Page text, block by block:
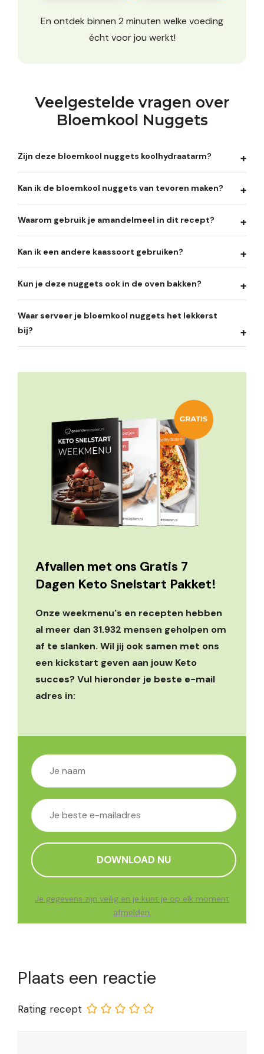
En ontdek binnen 2 minuten welke voeding
écht voor jou werkt!
Veelgestelde vragen over
Bloemkool Nuggets
Zijn deze bloemkool nuggets koolhydraatarm?
Kan ik de bloemkool nuggets van tevoren maken?
Waarom gebruik je amandelmeel in dit recept?
Kan ik een andere kaassoort gebruiken?
Kun je deze nuggets ook in de oven bakken?
Waar serveer je bloemkool nuggets het lekkerst
bij?
Afvallen met ons Gratis 7
Dagen Keto Snelstart Pakket!
Onze weekmenu's en recepten hebben
al meer dan 31.932 mensen geholpen om
af te slanken. Wil jij ook samen met ons
een kickstart geven aan jouw Keto
succes? Vul hieronder je beste e-mail
adres in:
Je gegevens zijn veilig en je kunt je op elk moment
afmelden.
Plaats een reactie
Rating recept